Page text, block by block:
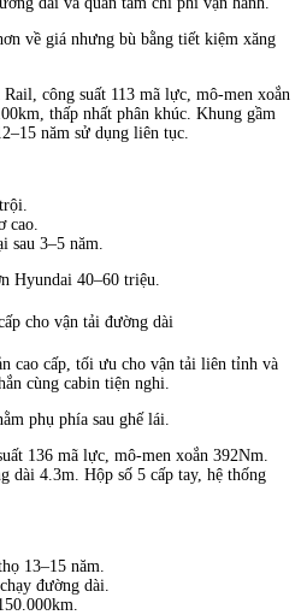
về giá nhưng bù bằng tiết kiệm xăng
công suất 113 mã lực, mô-men xoắn
thấp nhất phân khúc. Khung gầm
năm sử dụng liên tục.
cao.
sau 3–5 năm.
Hyundai 40–60 triệu.
cho vận tải đường dài
cao cấp, tối ưu cho vận tải liên tỉnh và
cùng cabin tiện nghi.
phụ phía sau ghế lái.
136 mã lực, mô-men xoắn 392Nm.
dài 4.3m. Hộp số 5 cấp tay, hệ thống
13–15 năm.
đường dài.